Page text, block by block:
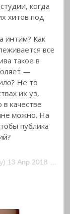
когда
хитов под
интим? Как
все
такое в
—
Не то
их уз,
качестве
можно. На
публика
Публикация от dom2_reality (@dom2_reality) 13 Апр 2018 в 5:57 PDT